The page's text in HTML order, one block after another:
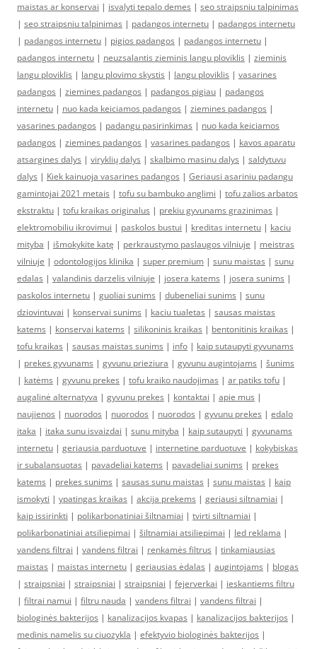
maistas ar konservai | isvalyti tepalo demes | seo straipsniu talpinimas
| seo straipsniu talpinimas | padangos internetu | padangos internetu
| padangos internetu | pigios padangos | padangos internetu |
padangos internetu | neuzsalantis zieminis langu ploviklis | zieminis
langu ploviklis | langu plovimo skystis | langu ploviklis | vasarines
padangos | ziemines padangos | padangos pigiau | padangos
internetu | nuo kada keiciamos padangos | ziemines padangos |
vasarines padangos | padangu pasirinkimas | nuo kada keiciamos
padangos | ziemines padangos | vasarines padangos | kavos aparatu
atsargines dalys | viryklių dalys | skalbimo masinu dalys | saldytuvu
dalys | Kiek kainuoja vasarines padangos | Geriausi asariniu padangu
gamintojai 2021 metais | tofu su bambuko anglimi | tofu zalios arbatos
ekstraktu | tofu kraikas originalus | prekiu gyvunams grazinimas |
elektromobiliu ikrovimui | paskolos bustui | kreditas internetu | kaciu
mityba | išmokykite katę | perkraustymo paslaugos vilniuje | meistras
vilniuje | odontologijos klinika | super premium | sunu maistas | sunu
edalas | valandinis darzelis vilniuje | josera katems | josera sunims |
paskolos internetu | guoliai sunims | dubeneliai sunims | sunu
dziovintuvai | konservai sunims | kaciu tualetas | sausas maistas
katems | konservai katems | silikoninis kraikas | bentonitinis kraikas |
tofu kraikas | sausas maistas sunims | info | kaip sutaupyti gyvunams
| prekes gyvunams | gyvunu prieziura | gyvunu augintojams | šunims
| katėms | gyvunu prekes | tofu kraiko naudojimas | ar patiks tofu |
augalinė alternatyva | gyvunu prekes | kontaktai | apie mus |
naujienos | nuorodos | nuorodos | nuorodos | gyvunu prekes | edalo
itaka | itaka sunu isvaizdai | sunu mityba | kaip sutaupyti | gyvunams
internetu | geriausia parduotuve | internetine parduotuve | kokybiskas
ir subalansuotas | pavadeliai katems | pavadeliai sunims | prekes
katems | prekes sunims | sausas sunu maistas | sunu maistas | kaip
ismokyti | ypatingas kraikas | akcija prekems | geriausi siltnamiai |
kaip issirinkti | polikarbonatiniai šiltnamiai | tvirti siltnamiai |
polikarbonatiniai atsiliepimai | šiltnamiai atsiliepimai | led reklama |
vandens filtrai | vandens filtrai | renkamės filtrus | tinkamiausias
maistas | maistas internetu | geriausias ėdalas | augintojams | blogas
| straipsniai | straipsniai | straipsniai | fejerverkai | ieskantiems filtru
| filtrai namui | filtru nauda | vandens filtrai | vandens filtrai |
biologinės bakterijos | kanalizacijos kvapas | kanalizacijos bakterijos |
medinis namelis su ciuozykla | efektyvio biologinės bakterijos |